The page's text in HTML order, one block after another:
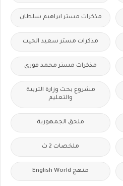
مذكرات مستر ابراهيم سلطان
مذكرات مستر سعيد الحيت
مذكرات مستر محمد فوزي
مشروع بحث وزارة التربية
والتعليم
ملحق الجمهورية
ملخصات 2 ث
منهج English World